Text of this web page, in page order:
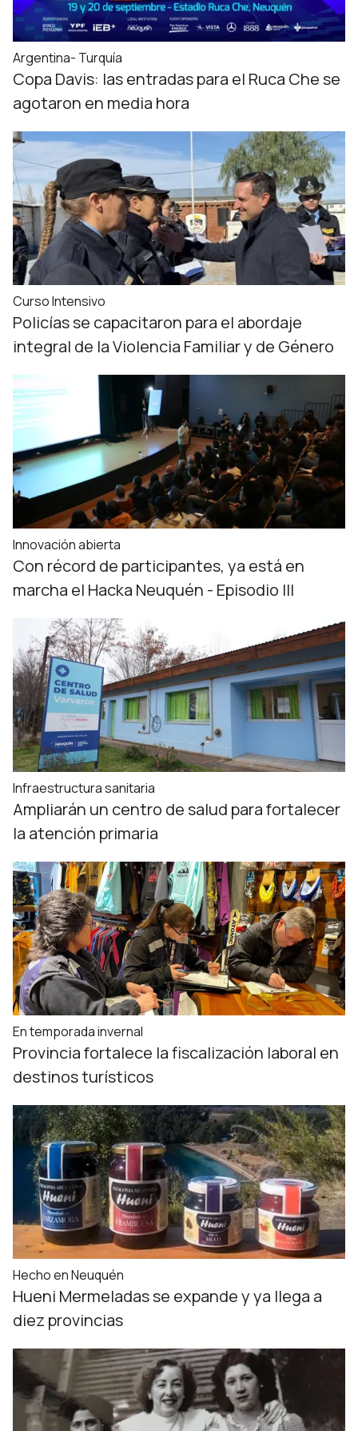
Argentina- Turquía
Copa Davis: las entradas para el Ruca Che se
agotaron en media hora
Curso Intensivo
Policías se capacitaron para el abordaje
integral de la Violencia Familiar y de Género
Innovación abierta
Con récord de participantes, ya está en
marcha el Hacka Neuquén - Episodio III
Infraestructura sanitaria
Ampliarán un centro de salud para fortalecer
la atención primaria
En temporada invernal
Provincia fortalece la fiscalización laboral en
destinos turísticos
Hecho en Neuquén
Hueni Mermeladas se expande y ya llega a
diez provincias